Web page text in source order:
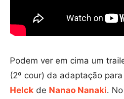
Podem ver em cima um
(2º cour) da adaptação
Helck de Nanao Nanaki.